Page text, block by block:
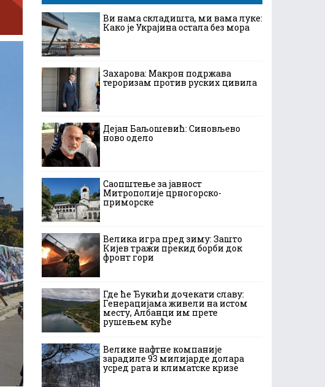
Ви нама складишта, ми вама луке:
Како је Украјина остала без мора
Захарова: Макрон подржава
тероризам против руских цивила
Дејан Баљошевић: Синовљево
ново одело
Саопштење за јавност
Митрополије црногорско-
приморске
Велика игра пред зиму: Зашто
Кијев тражи прекид борби док
фронт гори
Где ће Ђукићи дочекати славу:
Генерацијама живели на истом
месту, Албанци им прете
рушењем куће
Велике нафтне компаније
зарадиле 93 милијарде долара
усред рата и климатске кризе